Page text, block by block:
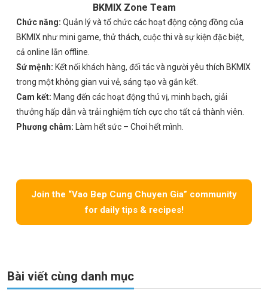
BKMIX Zone Team
Chức năng: Quản lý và tổ chức các hoạt động cộng đồng của
BKMIX như mini game, thử thách, cuộc thi và sự kiện đặc biệt,
cả online lẫn offline.
Sứ mệnh: Kết nối khách hàng, đối tác và người yêu thích BKMIX
trong một không gian vui vẻ, sáng tạo và gắn kết.
Cam kết: Mang đến các hoạt động thú vị, minh bạch, giải
thưởng hấp dẫn và trải nghiệm tích cực cho tất cả thành viên.
Phương châm: Làm hết sức – Chơi hết mình.
Join the “Vao Bep Cung Chuyen Gia” community
for daily tips & recipes!
Bài viết cùng danh mục